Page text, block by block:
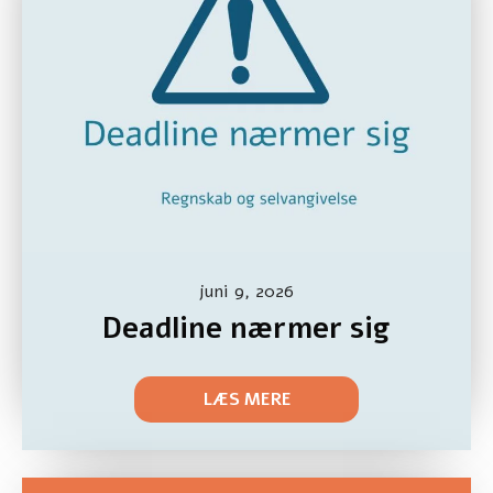
juni 9, 2026
Deadline nærmer sig
LÆS MERE